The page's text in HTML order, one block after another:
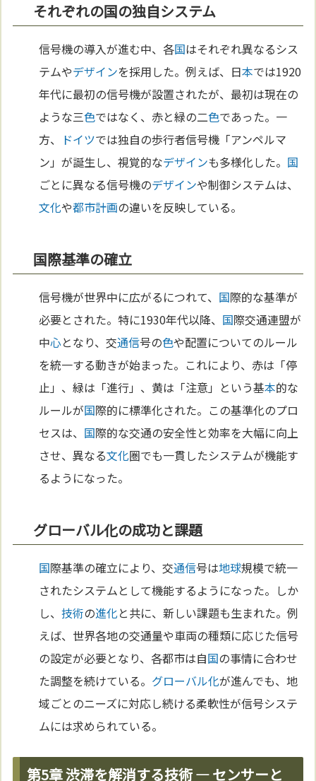
それぞれの国の独自システム
信号機の導入が進む中、各国はそれぞれ異なるシス
テムやデザインを採用した。例えば、日本では1920
年代に最初の信号機が設置されたが、最初は現在の
ような三色ではなく、赤と緑の二色であった。一
方、 ドイツでは独自の歩行者信号機「アンペルマ
ン」が誕生し、視覚的なデザインも多様化した。 国
ごとに異なる信号機のデザインや制御システムは、
文化や都市計画の違いを反映している。
国際基準の確立
信号機が世界中に広がるにつれて、 国際的な基準が
必要とされた。特に1930年代以降、 国際交通連盟が
中心となり、交通信号の色や配置についてのルール
を統一する動きが始まった。これにより、赤は「停
止」、緑は「進行」、黄は「注意」という基本的な
ルールが国際的に標準化された。この基準化のプロ
セスは、 国際的な交通の安全性と効率を大幅に向上
させ、異なる文化圏でも一貫したシステムが機能す
るようになった。
グローバル化の成功と課題
国際基準の確立により、交通信号は地球規模で統一
されたシステムとして機能するようになった。しか
し、技術の進化と共に、新しい課題も生まれた。例
えば、世界各地の交通量や車両の種類に応じた信号
の設定が必要となり、各都市は自国の事情に合わせ
た調整を続けている。 グローバル化が進んでも、地
域ごとのニーズに対応し続ける柔軟性が信号システ
ムには求められている。
第5章 渋滞を解消する技術 — センサーと